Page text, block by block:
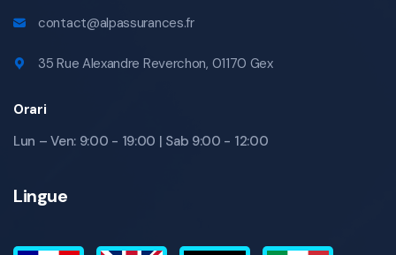
contact@alpassurances.fr
35 Rue Alexandre Reverchon, 01170 Gex
Orari
Lun – Ven: 9:00 - 19:00 | Sab 9:00 - 12:00
Lingue